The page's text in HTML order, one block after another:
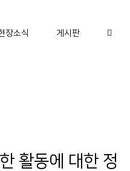
장소식
게시판
활동에 대한 정